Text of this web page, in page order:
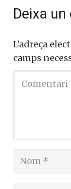
Deixa
L'adreça
camps